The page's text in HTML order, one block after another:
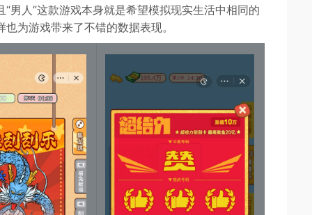
男人”这款游戏本身就是希望模拟现实生活中相同的
为游戏带来了不错的数据表现。